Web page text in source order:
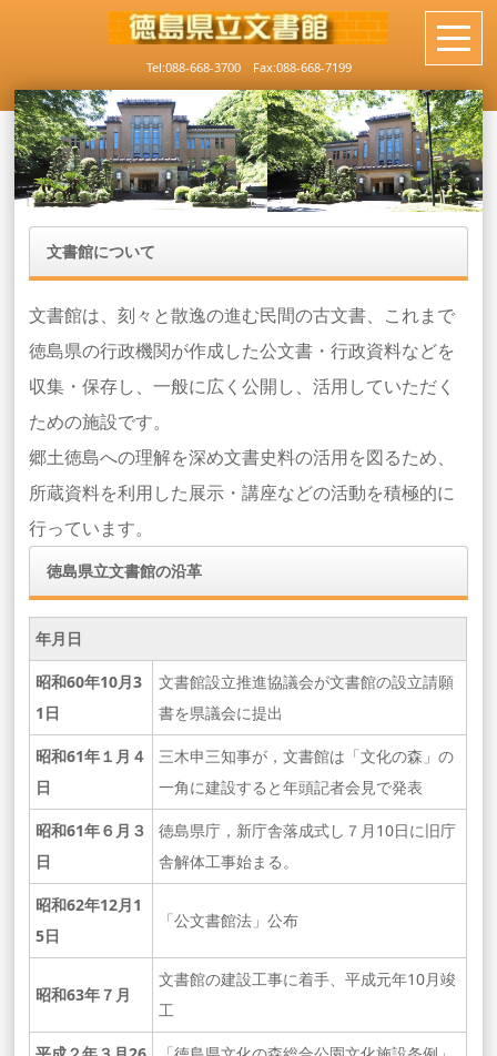
Tel:088-668-3700 Fax:088-668-7199
文書館について
文書館は、刻々と散逸の進む民間の古文書、これまで
徳島県の行政機関が作成した公文書・行政資料などを
収集・保存し、一般に広く公開し、活用していただく
ための施設です。
郷土徳島への理解を深め文書史料の活用を図るため、
所蔵資料を利用した展示・講座などの活動を積極的に
行っています。
徳島県立文書館の沿革
年月日
昭和60年10月3
1日
文書館設立推進協議会が文書館の設立請願
書を県議会に提出
昭和61年１月４
日
三木申三知事が，文書館は「文化の森」の
一角に建設すると年頭記者会見で発表
昭和61年６月３
日
徳島県庁，新庁舎落成式し７月10日に旧庁
舎解体工事始まる。
昭和62年12月1
5日
「公文書館法」公布
昭和63年７月
文書館の建設工事に着手、平成元年10月竣
工